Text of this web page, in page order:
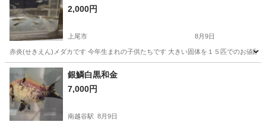
2,000円
上尾市 8月9日
赤炎(せきえん)メダカです 今年生まれの子供たちです 大きい固体を１５匹でのお値
埼玉 上尾市 その他 メダカ
銀鱗白黒和金
7,000円
南越谷駅 8月9日